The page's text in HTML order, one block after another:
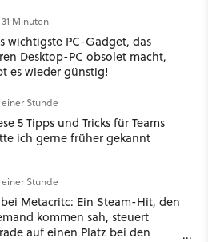
Minuten
wichtigste PC-Gadget, das
Desktop-PC obsolet macht,
es wieder günstig!
Stunde
5 Tipps und Tricks für Teams
ich gerne früher gekannt
Stunde
Metacritc: Ein Steam-Hit, den
kommen sah, steuert
auf einen Platz bei den